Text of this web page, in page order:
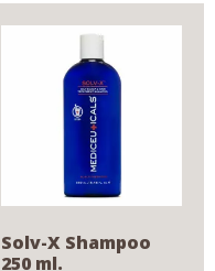
Solv-X Shampoo
250 ml.